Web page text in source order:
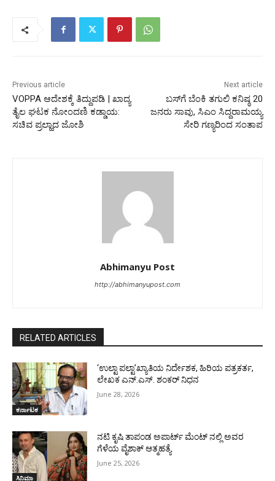
Previous article
VOPPA ಆದೇಶಕ್ಕೆ ತಿದ್ದುಪಡಿ | ಖಾದ್ಯ
ತೈಲ ಘಟಕ ನೋಂದಣಿ ಕಡ್ಡಾಯ:
ಸಚಿವ ಪ್ರಲ್ಹಾದ ಜೋಶಿ
Next article
ಬಸ್‌ಗೆ ಬೆಂಕಿ‌ ತಗುಲಿ ಕನಿಷ್ಠ 20
ಜನರು ಸಾವು, ಸಿಎಂ ಸಿದ್ದರಾಮಯ್ಯ
ಸೇರಿ ಗಣ್ಯರಿಂದ ಸಂತಾಪ
Abhimanyu Post
http://abhimanyupost.com
RELATED ARTICLES
ಕರ್ನಾಟಕ
‘ಉಲ್ಟಾ ಪಲ್ಟಾ’ಖ್ಯಾತಿಯ ನಿರ್ದೇಶಕ, ಹಿರಿಯ ಪತ್ರಕರ್ತ,
ಲೇಖಕ ಎನ್.ಎಸ್. ಶಂಕರ್ ನಿಧನ
June 28, 2026
ಸಿನಿಮಾ
ನಟಿ ಕೃಷಿ ತಾಪಂಡ ಅಪಾರ್ಟ್ ಮೆಂಟ್ ನಲ್ಲಿ ಅವರ
ಗೆಳೆಯ ವೈಶಾಕ್ ಆತ್ಮಹತ್ಯೆ
June 25, 2026